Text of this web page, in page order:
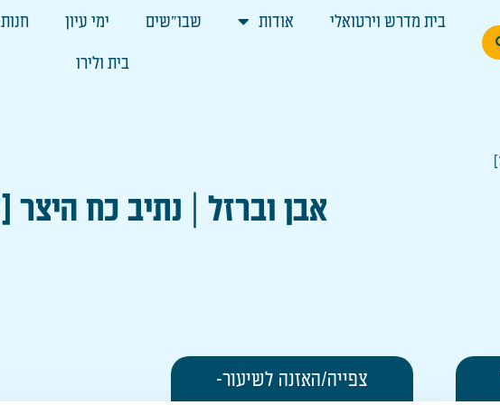
בית מדרש וירטואלי אודות שבו"שים ימי עיון חנות
בית ולירו
אבן וברזל | נתיב כח היצר [7]
צפייה/האזנה לשיעור-